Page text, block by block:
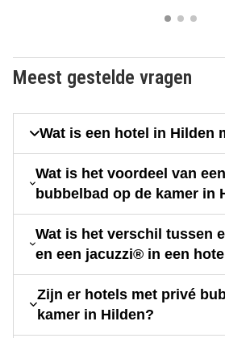
Meest gestelde vragen
Wat is een hotel in Hilden
Wat is het voordeel van
bubbelbad op de kamer in
Wat is het verschil tussen
en een jacuzzi® in een
Zijn er hotels met privé
kamer in Hilden?